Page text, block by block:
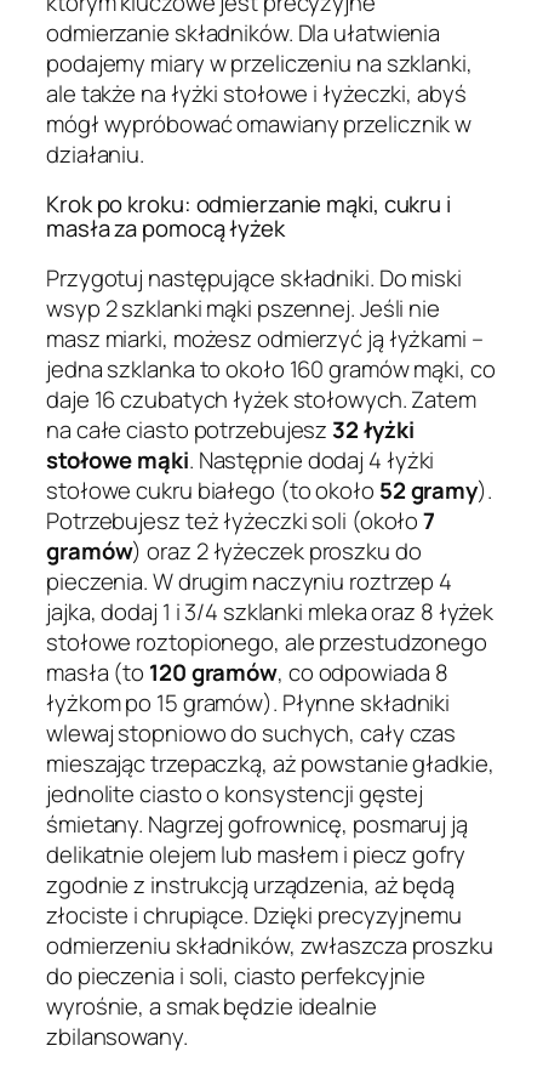
odmierzanie składników. Dla ułatwienia
podajemy miary w przeliczeniu na szklanki,
ale także na łyżki stołowe i łyżeczki, abyś
mógł wypróbować omawiany przelicznik w
działaniu.
Krok po kroku: odmierzanie mąki, cukru i
masła za pomocą łyżek
Przygotuj następujące składniki. Do miski
wsyp 2 szklanki mąki pszennej. Jeśli nie
masz miarki, możesz odmierzyć ją łyżkami –
jedna szklanka to około 160 gramów mąki, co
daje 16 czubatych łyżek stołowych. Zatem
na całe ciasto potrzebujesz 32 łyżki
stołowe mąki. Następnie dodaj 4 łyżki
stołowe cukru białego (to około 52 gramy).
Potrzebujesz też łyżeczki soli (około7
gramów) oraz 2 łyżeczek proszku do
pieczenia. W drugim naczyniu roztrzep 4
jajka, dodaj 1 i 3/4 szklanki mleka oraz 8 łyżek
stołowe roztopionego, ale przestudzonego
masła (to 120 gramów, co odpowiada 8
łyżkom po 15 gramów). Płynne składniki
wlewaj stopniowo do suchych, cały czas
mieszając trzepaczką, aż powstanie gładkie,
jednolite ciasto o konsystencji gęstej
śmietany. Nagrzej gofrownicę, posmaruj ją
delikatnie olejem lub masłem i piecz gofry
zgodnie z instrukcją urządzenia, aż będą
złociste i chrupiące. Dzięki precyzyjnemu
odmierzeniu składników, zwłaszcza proszku
do pieczenia i soli, ciasto perfekcyjnie
wyrośnie, a smak będzie idealnie
zbilansowany.